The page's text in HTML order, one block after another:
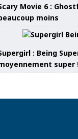
Movie 6 :
moins
: Being
super